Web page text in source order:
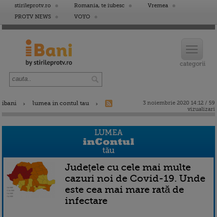
stirileprotv.ro Romania, te iubesc
Vremea
PROTV NEWS
VOYO
ibani lumea in contul tau
3 noiembrie 2020 14:12 / 59
vizualizari
Județele cu cele mai multe
cazuri noi de Covid-19. Unde
este cea mai mare rată de
infectare